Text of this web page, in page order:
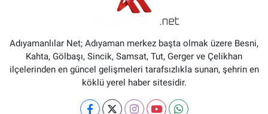
Adıyamanlılar Net; Adıyaman merkez başta olmak üzere Besni,
Kahta, Gölbaşı, Sincik, Samsat, Tut, Gerger ve Çelikhan
ilçelerinden en güncel gelişmeleri tarafsızlıkla sunan, şehrin en
köklü yerel haber sitesidir.